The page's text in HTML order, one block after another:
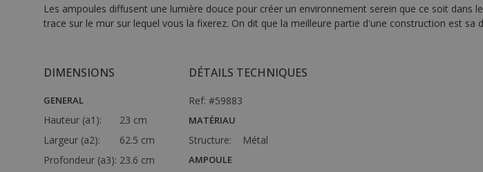
Les ampoules diffusent une lumière douce pour créer un environnement serein que ce soit
trace sur le mur sur lequel vous la fixerez. On dit que la meilleure partie d'une construction est
DIMENSIONS
GENERAL
Hauteur (a1):
23 cm
Largeur (a2):
62.5 cm
Profondeur (a3): 23.6 cm
DÉTAILS TECHNIQUES
Ref: #59883
MATÉRIAU
Structure: Métal
AMPOULE